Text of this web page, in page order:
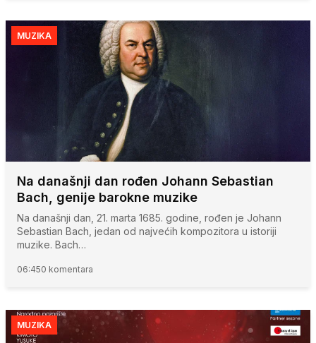
MUZIKA
Na današnji dan rođen Johann Sebastian
Bach, genije barokne muzike
Na današnji dan, 21. marta 1685. godine, rođen je Johann
Sebastian Bach, jedan od najvećih kompozitora u istoriji
muzike. Bach…
06:450 komentara
MUZIKA